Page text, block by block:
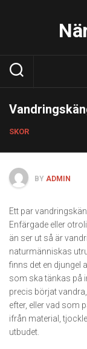
SKOR
BY ADMIN
Ett par
Enfärgade eller
än ser ut så är
naturmänniskas
finns det en djungel
som ska tänkas på
precis börjat
efter, eller vad som
ifrån material,
utbudet.